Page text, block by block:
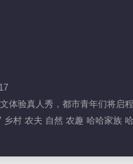
体验真人秀，都市青年们将启
乡村 农夫 自然 农趣 哈哈家族